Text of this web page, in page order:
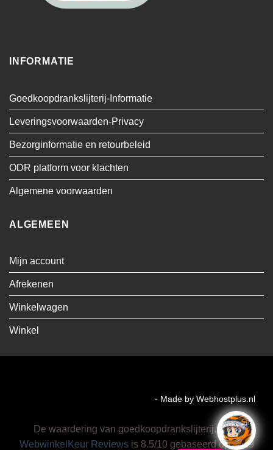
INFORMATIE
Goedkoopdrankslijterij-Informatie
Leveringsvoorwaarden-Privacy
Bezorginformatie en retourbeleid
ODR platform voor klachten
Algemene voorwaarden
ALGEMEEN
Mijn account
Afrekenen
Winkelwagen
Winkel
Delivery
- Made by Webhostplus.nl
De waardering van goedkoopdrankslijterij.nl/ bij
WebwinkelKeur Reviewsis 8.5/10 gebaseerd op 9219